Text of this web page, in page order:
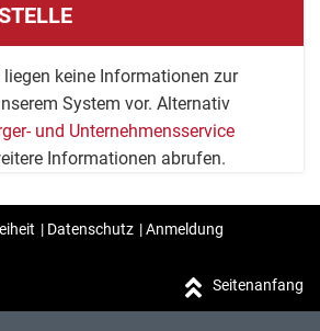
liegen keine Informationen zur
System vor. Alternativ
und Unternehmensservice
Informationen abrufen.
| Datenschutz |Anmeldung
Seitenanfang